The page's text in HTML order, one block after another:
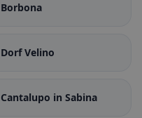
Borbona
Dorf Velino
Cantalupo in Sabina